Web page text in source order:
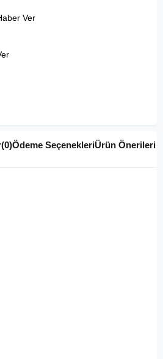
Ver
(0)Ödeme SeçenekleriÜrün Önerileri